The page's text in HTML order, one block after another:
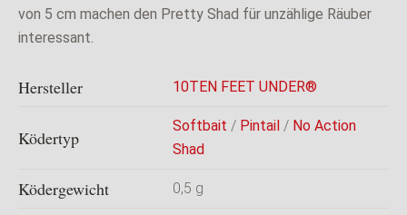
von 5 cm machen den Pretty Shad für unzählige Räuber
interessant.
Hersteller 10TEN FEET UNDER®
Ködertyp
Softbait / Pintail / No Action
Shad
Ködergewicht 0,5 g